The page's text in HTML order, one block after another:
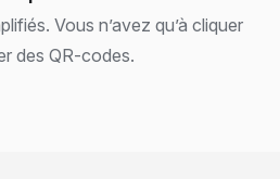
Vous n’avez qu’à cliquer
des QR-codes.